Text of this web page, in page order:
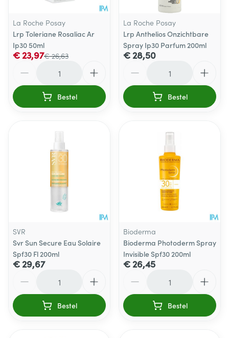
La Roche Posay
Lrp Toleriane Rosaliac Ar
Ip30 50ml
€ 26,63
€ 23,97
Bestel
La Roche Posay
Lrp Anthelios Onzichtbare
Spray Ip30 Parfum 200ml
€ 28,50
Bestel
SVR
Svr Sun Secure Eau Solaire
Spf30 Fl 200ml
€ 29,67
Bestel
Bioderma
Bioderma Photoderm Spray
Invisible Spf30 200ml
€ 26,45
Bestel